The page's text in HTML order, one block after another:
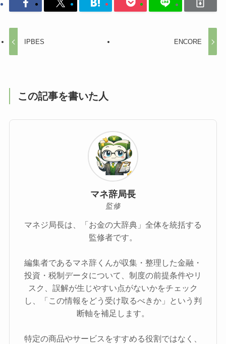
IPBES ENCORE
この記事を書いた人
マネ辞局長
監修
マネジ局長は、「お金の大辞典」全体を統括する
監修者です。
編集者であるマネ辞くんが収集・整理した金融・
投資・税制データについて、制度の前提条件やリ
スク、誤解が生じやすい点がないかをチェック
し、「この情報をどう受け取るべきか」という判
断軸を補足します。
特定の商品やサービスをすすめる役割ではなく、